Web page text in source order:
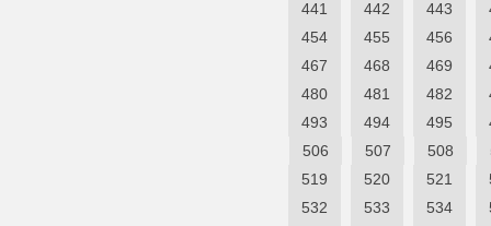
441 442 443
454
455 456
467
468 469
480
481 482
493
494 495
506
507 508
519
520 521
532
533 534